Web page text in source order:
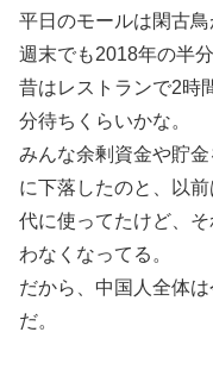
平日のモールは閑古鳥
週末でも2018年の半分
昔はレストランで2時
分待ちくらいかな。
みんな余剰資金や貯
に下落したのと、以
代に使ってたけど、
わなくなってる。
だから、中国人全体
だ。